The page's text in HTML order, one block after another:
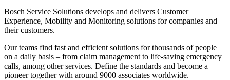
Bosch Service Solutions develops and delivers Customer
Experience, Mobility and Monitoring solutions for companies and
their customers.
Our teams find fast and efficient solutions for thousands of people
on a daily basis – from claim management to life-saving emergency
calls, among other services. Define the standards and become a
pioneer together with around 9000 associates worldwide.